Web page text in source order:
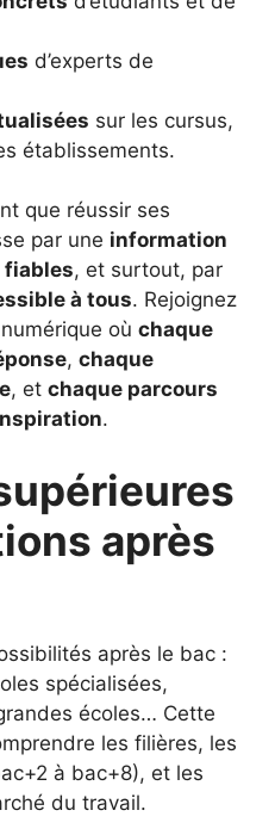
d’experts de
sur les cursus,
établissements.
que réussir ses
par une information
fiables, et surtout, par
à tous. Rejoignez
où chaque
, chaque
, et chaque parcours
.
après
après le bac :
spécialisées,
écoles… Cette
les filières, les
à bac+8), et les
du travail.